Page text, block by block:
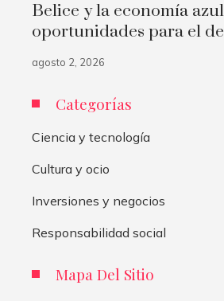
Belice y la economía
oportunidades para el
agosto 2, 2026
Categorías
Ciencia y tecnología
Cultura y ocio
Inversiones y negocios
Responsabilidad social
Mapa Del Sitio